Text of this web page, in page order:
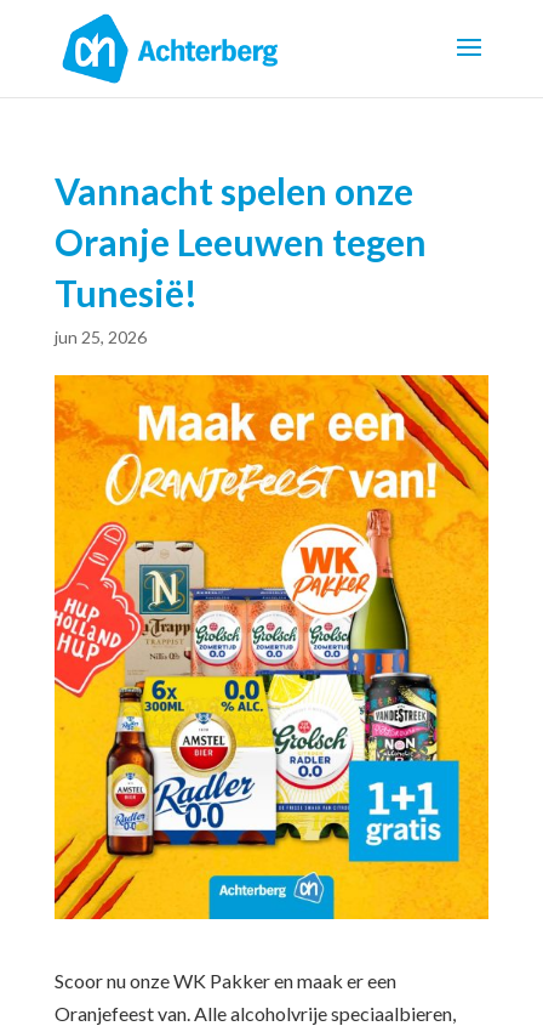
Vannacht spelen onze
Oranje Leeuwen tegen
Tunesië!
jun 25, 2026
Scoor nu onze WK Pakker en maak er een
Oranjefeest van. Alle alcoholvrije speciaalbieren,